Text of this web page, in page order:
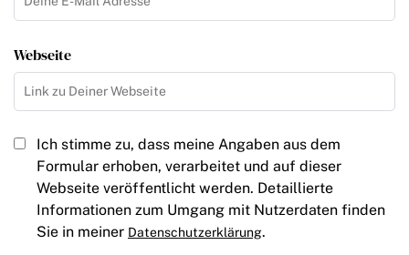
Webseite
Ich stimme zu, dass meine Angaben aus dem
Formular erhoben, verarbeitet und auf dieser
Webseite veröffentlicht werden. Detaillierte
Informationen zum Umgang mit Nutzerdaten finden
Sie in meiner Datenschutzerklärung.